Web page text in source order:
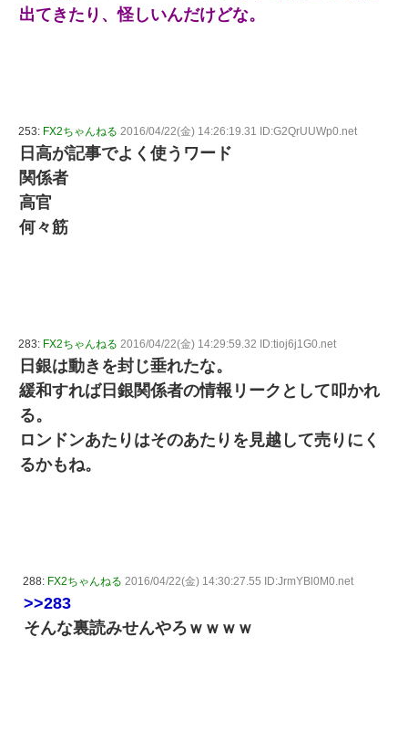
出てきたり、怪しいんだけどな。
253: FX2ちゃんねる 2016/04/22(金) 14:26:19.31 ID:G2QrUUWp0.net
日高が記事でよく使うワード
関係者
高官
何々筋
283: FX2ちゃんねる 2016/04/22(金) 14:29:59.32 ID:tioj6j1G0.net
日銀は動きを封じ垂れたな。
緩和すれば日銀関係者の情報リークとして叩かれ
る。
ロンドンあたりはそのあたりを見越して売りにく
るかもね。
288: FX2ちゃんねる 2016/04/22(金) 14:30:27.55 ID:JrmYBl0M0.net
>>283
そんな裏読みせんやろｗｗｗｗ